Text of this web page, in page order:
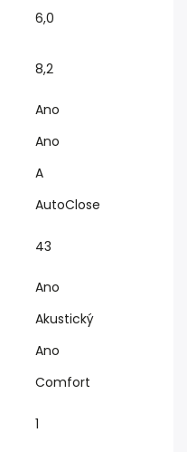
6,0
8,2
Ano
Ano
A
AutoClose
43
Ano
Akustický
Ano
Comfort
1